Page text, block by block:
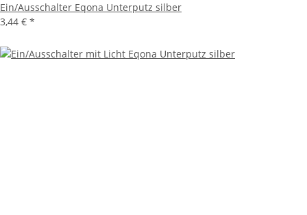
Ein/Ausschalter Eqona Unterputz silber
3,44 € *